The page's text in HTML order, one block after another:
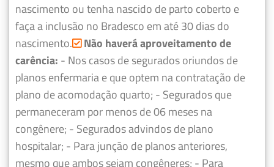
nascimento ou tenha nascido de parto coberto e
faça a inclusão no Bradesco em até 30 dias do
nascimento. Não haverá aproveitamento de
carência: - Nos casos de segurados oriundos de
planos enfermaria e que optem na contratação de
plano de acomodação quarto; - Segurados que
permaneceram por menos de 06 meses na
congênere; - Segurados advindos de plano
hospitalar; - Para junção de planos anteriores,
mesmo que ambos sejam congêneres; - Para